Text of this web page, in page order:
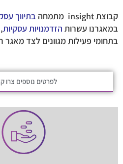
קבוצת insight מתמחה בתיווך
במאגרנו עשרות הזדמנויות עסקיות,
בתחומי פעילות מגוונים לצד מאגר
לפרטים נוספים צרו